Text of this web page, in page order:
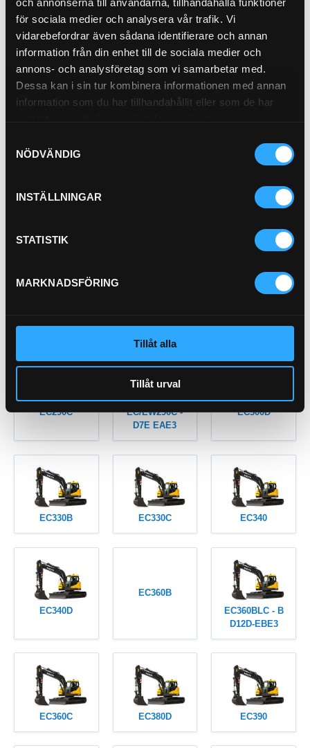
och annonserna till användarna, tillhandahålla funktioner
för sociala medier och analysera vår trafik. Vi
vidarebefordrar även sådana identifierare och annan
information från din enhet till de sociala medier och
annons- och analysföretag som vi samarbetar med.
Dessa kan i sin tur kombinera informationen med annan
information som du har tillhandahållit eller som de har
NÖDVÄNDIG
INSTÄLLNINGAR
STATISTIK
MARKNADSFÖRING
Tillåt alla
Tillåt urval
EC220D
EC/EW230B -
EC250D
EC290C
EC/EW290C -
D7E EAE3
EC300D
EC330B EC330C EC340
EC340D
EC360B
EC360BLC - B
D12D-EBE3
EC360C EC380D EC390